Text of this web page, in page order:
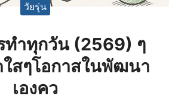
วัยรุ่น
ทําทุกวัน (2569) ๆ
สๆโอกาสในพัฒนา
เองคว